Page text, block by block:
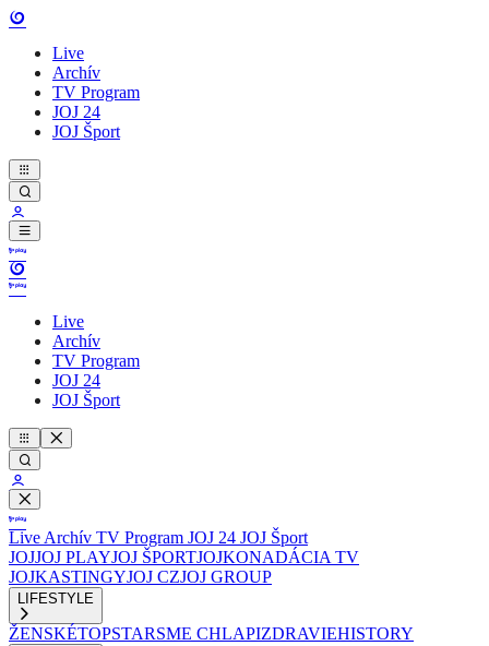
Live
Archív
TV Program
JOJ 24
JOJ Šport
Live
Archív
TV Program
JOJ 24
JOJ Šport
Live Archív TV Program JOJ 24 JOJ Šport
JOJJOJ PLAYJOJ ŠPORTJOJKONADÁCIA TV
JOJKASTINGYJOJ CZJOJ GROUP
LIFESTYLE
ŽENSKÉTOPSTARSME CHLAPIZDRAVIEHISTORY